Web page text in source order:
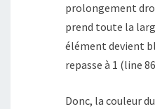
prolongement
prend toute la
élément devient
repasse à 1 (line
Donc, la couleur